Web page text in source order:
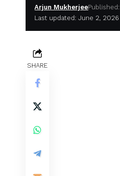
Last updated: June 2, 2026
Arjun Mukherjee
SHARE